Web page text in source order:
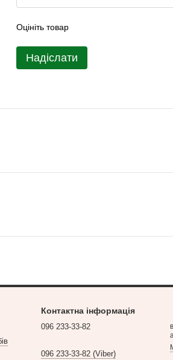
Оцініть товар
Надіслати
Контактна інформація
096 233-33-82
096 233-33-82 (Viber)